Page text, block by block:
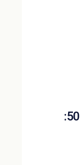
ביטוח מחלות קשות אחרי גיל 50: